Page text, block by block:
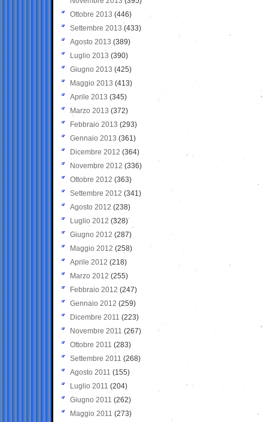
Ottobre 2013 (446)
Settembre 2013 (433)
Agosto 2013 (389)
Luglio 2013 (390)
Giugno 2013 (425)
Maggio 2013 (413)
Aprile 2013 (345)
Marzo 2013 (372)
Febbraio 2013 (293)
Gennaio 2013 (361)
Dicembre 2012 (364)
Novembre 2012 (336)
Ottobre 2012 (363)
Settembre 2012 (341)
Agosto 2012 (238)
Luglio 2012 (328)
Giugno 2012 (287)
Maggio 2012 (258)
Aprile 2012 (218)
Marzo 2012 (255)
Febbraio 2012 (247)
Gennaio 2012 (259)
Dicembre 2011 (223)
Novembre 2011 (267)
Ottobre 2011 (283)
Settembre 2011 (268)
Agosto 2011 (155)
Luglio 2011 (204)
Giugno 2011 (262)
Maggio 2011 (273)